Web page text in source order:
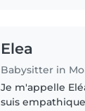
Elea
Babysitter in
Je m'appelle
suis